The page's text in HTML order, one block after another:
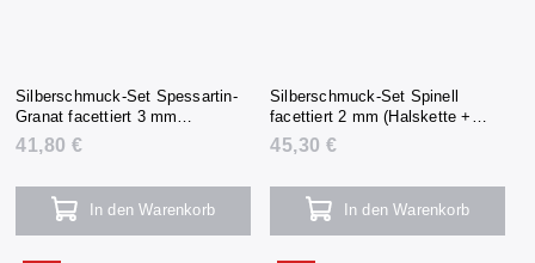
Silberschmuck-Set Spessartin-
Granat facettiert 3 mm
(Halskette + Armband +
Ohrringe)
41,80 €
In den Warenkorb
Silberschmuck-Set Spinell
facettiert 2 mm (Halskette +
Armband + Ohrringe)
45,30 €
In den Warenkorb